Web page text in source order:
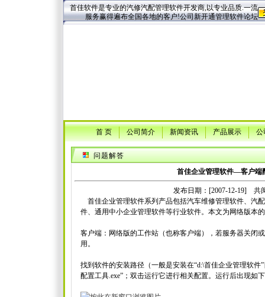
首佳软件是专业的汽修汽配管理软件开发商,以专业品质.一流
服务赢得遍布全国各地的客户!公司新开通管理软件论坛
首 页 公司简介 新闻资讯 产品展示 公
问题解答
首佳企业管理软件—客户端
发布日期：[2007-12-19] 共
首佳企业管理软件系列产品包括汽车维修管理软件、汽
件、通用中小企业管理软件等行业软件。本文为网络版本
客户端：网络版的工作站（也称客户端），若服务器关闭
用。
找到软件的安装路径（一般是安装在“d:\首佳企业管理软件
配置工具.exe”；双击运行它进行相关配置。运行后出现如